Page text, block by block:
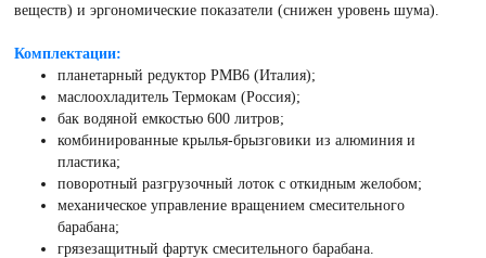
веществ) и эргономические показатели (снижен уровень шума).
Комплектации:
планетарный редуктор PMB6 (Италия);
маслоохладитель Термокам (Россия);
бак водяной емкостью 600 литров;
комбинированные крылья-брызговики из алюминия и
пластика;
поворотный разгрузочный лоток с откидным желобом;
механическое управление вращением смесительного
барабана;
грязезащитный фартук смесительного барабана.